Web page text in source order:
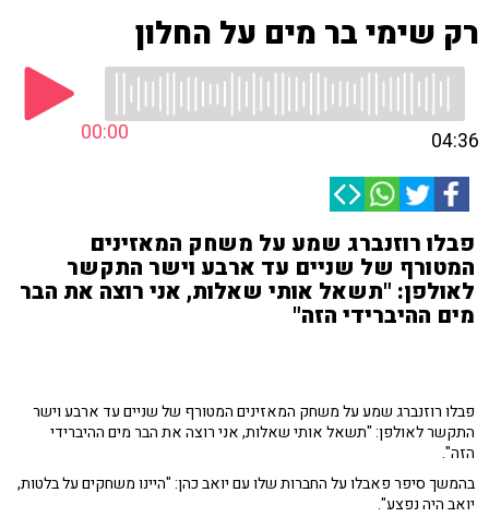
רק שימי בר מים על החלון
00:00 04:36
פבלו רוזנברג שמע על משחק המאזינים
המטורף של שניים עד ארבע וישר התקשר
לאולפן: "תשאל אותי שאלות, אני רוצה את הבר
מים ההיברידי הזה"
פבלו רוזנברג שמע על משחק המאזינים המטורף של שניים עד ארבע וישר
התקשר לאולפן: "תשאל אותי שאלות, אני רוצה את הבר מים ההיברידי
הזה".
בהמשך סיפר פאבלו על החברות שלו עם יואב כהן: "היינו משחקים על בלטות,
יואב היה נפצע".